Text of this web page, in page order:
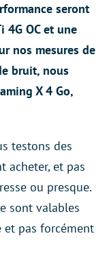
seront
4G OC et une
nos mesures de
bruit, nous
X 4 Go,
testons des
acheter, et pas
ou presque.
sont valables
pas forcément